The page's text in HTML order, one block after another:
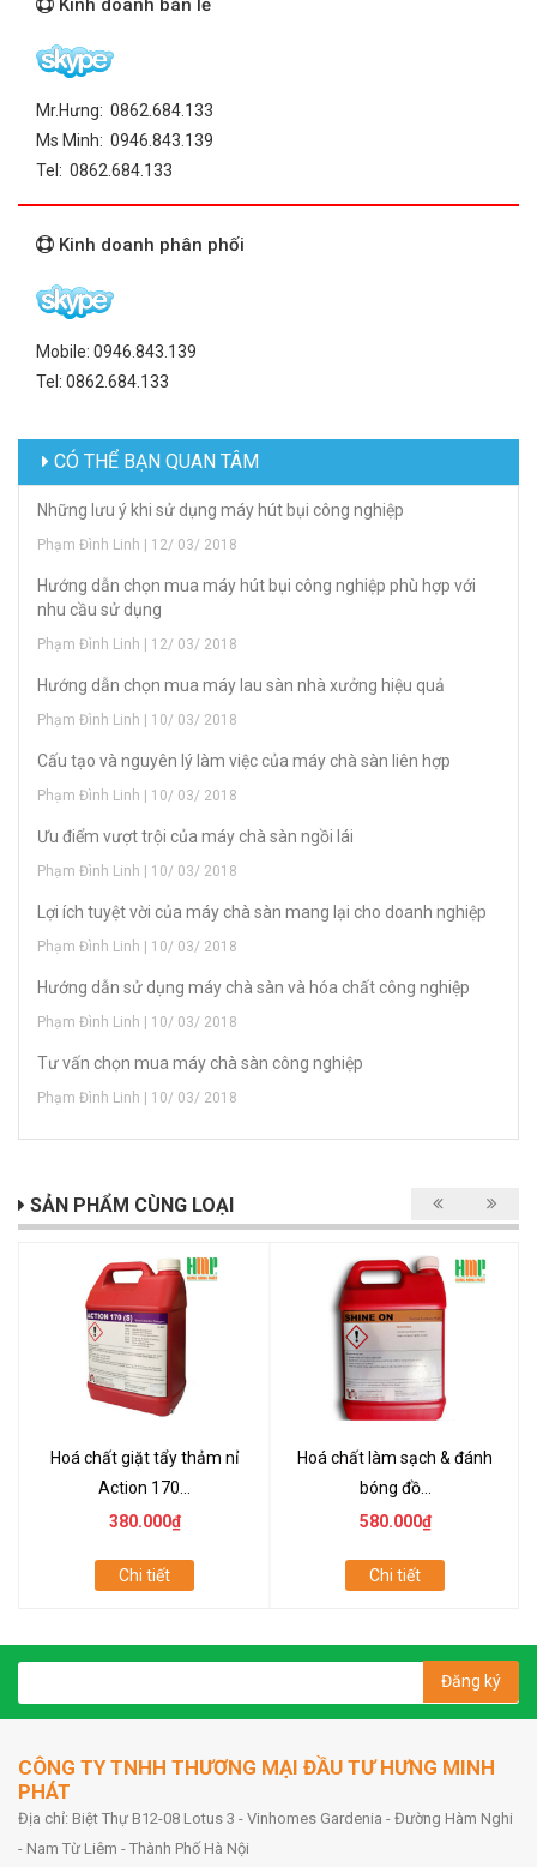
Kinh doanh bán lẻ
Mr.Hưng: 0862.684.133
Ms Minh: 0946.843.139
Tel: 0862.684.133
Kinh doanh phân phối
Mobile: 0946.843.139
Tel: 0862.684.133
CÓ THỂ BẠN QUAN TÂM
Những lưu ý khi sử dụng máy hút bụi công nghiệp
Phạm Đình Linh | 12/ 03/ 2018
Hướng dẫn chọn mua máy hút bụi công nghiệp phù hợp với
nhu cầu sử dụng
Phạm Đình Linh | 12/ 03/ 2018
Hướng dẫn chọn mua máy lau sàn nhà xưởng hiệu quả
Phạm Đình Linh | 10/ 03/ 2018
Cấu tạo và nguyên lý làm việc của máy chà sàn liên hợp
Phạm Đình Linh | 10/ 03/ 2018
Ưu điểm vượt trội của máy chà sàn ngồi lái
Phạm Đình Linh | 10/ 03/ 2018
Lợi ích tuyệt vời của máy chà sàn mang lại cho doanh nghiệp
Phạm Đình Linh | 10/ 03/ 2018
Hướng dẫn sử dụng máy chà sàn và hóa chất công nghiệp
Phạm Đình Linh | 10/ 03/ 2018
Tư vấn chọn mua máy chà sàn công nghiệp
Phạm Đình Linh | 10/ 03/ 2018
SẢN PHẨM CÙNG LOẠI
Hoá chất giặt tẩy thảm nỉ
Action 170...
380.000₫
Chi tiết
Hoá chất làm sạch & đánh
bóng đồ...
580.000₫
Chi tiết
Đăng ký
CÔNG TY TNHH THƯƠNG MẠI ĐẦU TƯ HƯNG MINH
PHÁT
Địa chỉ: Biệt Thự B12-08 Lotus 3 - Vinhomes Gardenia - Đường Hàm Nghi
- Nam Từ Liêm - Thành Phố Hà Nội